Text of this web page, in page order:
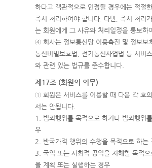
하다고 객관적으로 인정될 경우에는 적절
즉시 처리하여야 합니다. 다만, 즉시 처리
는 회원에게 그 사유와 처리일정을 통보하
④ 회사는 정보통신망 이용촉진 및 정보보
통신비밀보호법, 전기통신사업법 등 서비
와 관련 있는 법규를 준수합니다.
제17조 (회원의 의무)
① 회원은 서비스를 이용할 때 다음 각 호
서는 안됩니다.
1. 범죄행위를 목적으로 하거나 범죄행위
우
2. 반국가적 행위의 수행을 목적으로 하는
3. 국익 또는 사회적 공익을 저해할 목적
을 계획 또는 실행하는 경우